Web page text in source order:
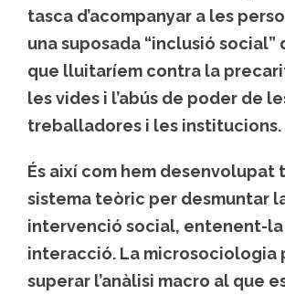
tasca d’acompanyar a les
una suposada “inclusió social”
que lluitaríem contra la
les vides i l’abús de poder de
treballadores i les institucions.
És així com hem desenvolupat
sistema teòric per desmuntar
intervenció social, entenent-la
interacció. La microsociologia
superar l’anàlisi macro al que